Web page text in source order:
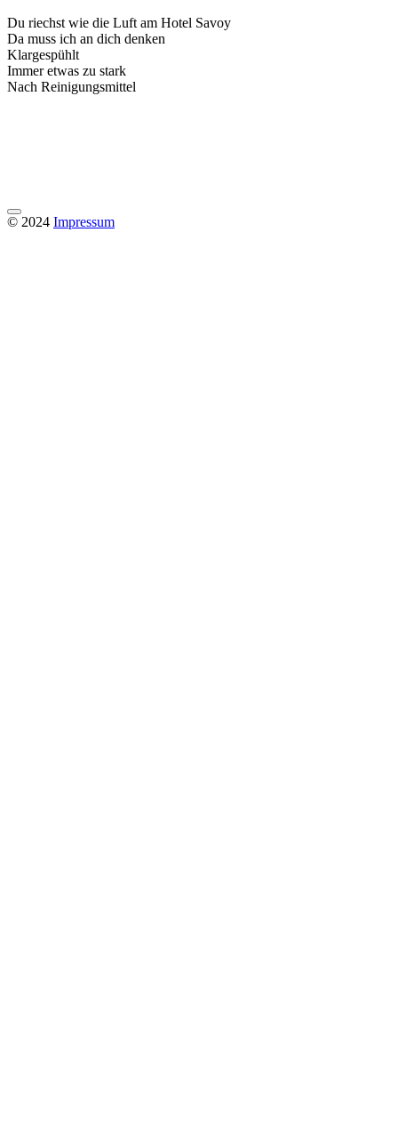
Du riechst wie die Luft am Hotel Savoy
Da muss ich an dich denken
Klargespühlt
Immer etwas zu stark
Nach Reinigungsmittel
© 2024 Impressum